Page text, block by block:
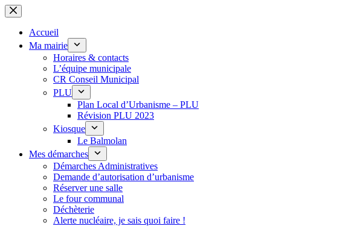
Passer
au
contenuAccueil
Ma mairie
Horaires & contacts
L’équipe municipale
CR Conseil Municipal
PLU
Plan Local d’Urbanisme – PLU
Révision PLU 2023
Kiosque
Le Balmolan
Mes démarches
Démarches Administratives
Demande d’autorisation d’urbanisme
Réserver une salle
Le four communal
Déchèterie
Alerte nucléaire, je sais quoi faire !